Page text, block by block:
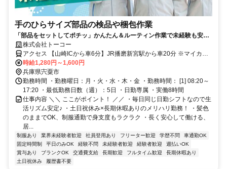
手のひらサイズ部品の検品や梱包作業
「部品をセットしてポチッ」かんたん＆ルーティン作業で未経験も安
心！日勤のみ＋土日祝休みで、毎日がちょうどいいバランス♪
株式会社トーコー
アクセス 【山崎ICから車6分】JR播磨新宮駅から車20分 ※マイカー
通勤OK
時給1,280円～1,600円
兵庫県宍粟市
勤務時間 ・勤務曜日：月・火・水・木・金 ・勤務時間： [1] 08:20～
17:20 ・最低勤務日数（週）：5日 ・日勤専属 ・実働8時間
仕事内容 ＼＼ ここがポイント！ ／／ ・毎日同じ日勤シフトなので生
活リズム安定♪ ・土日祝休み×長期休暇ありのメリハリ勤務！ ・髪色
のままでOK、制服通勤で身支度もラクラク ・長く安心して働ける、
居...
制服あり 業界未経験者歓迎 社員登用あり フリーター歓迎 学歴不問
車通勤OK
固定時間制
平日のみOK 経験不問 未経験者歓迎 経験者歓迎
週払いOK
賞与あり
ブランクOK 交通費支給 長期歓迎 フルタイム歓迎
長期休暇あり
土日祝休み
履歴書不要